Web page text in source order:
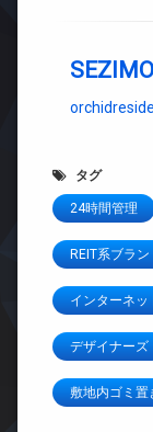
SEZIMO
タグ
24時間管理
REIT系ブラ
インターネッ
デザイナーズ
敷地内ゴミ置